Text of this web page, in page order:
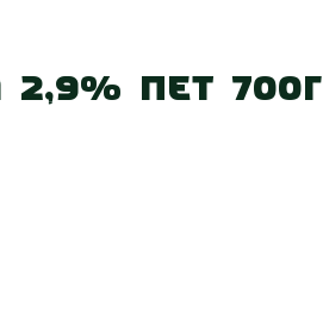
ПЕТ 700г